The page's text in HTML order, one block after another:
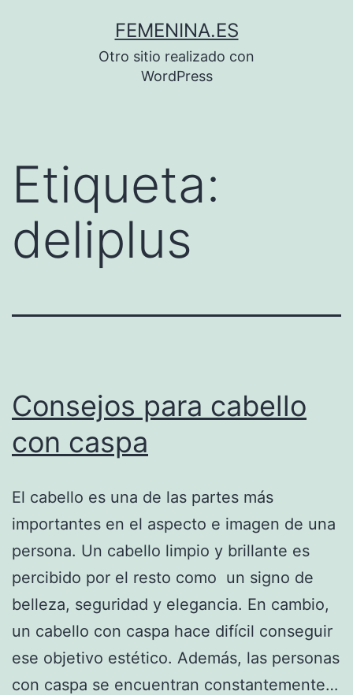
FEMENINA.ES
Otro sitio realizado con
WordPress
Etiqueta:
deliplus
Consejos para cabello
con caspa
El cabello es una de las partes más
importantes en el aspecto e imagen de una
persona. Un cabello limpio y brillante es
percibido por el resto como un signo de
belleza, seguridad y elegancia. En cambio,
un cabello con caspa hace difícil conseguir
ese objetivo estético. Además, las personas
con caspa se encuentran constantemente…